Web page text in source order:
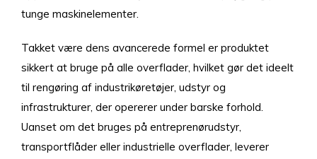
tunge maskinelementer.
Takket være dens avancerede formel er produktet
sikkert at bruge på alle overflader, hvilket gør det ideelt
til rengøring af industrikøretøjer, udstyr og
infrastrukturer, der opererer under barske forhold.
Uanset om det bruges på entreprenørudstyr,
transportflåder eller industrielle overflader, leverer